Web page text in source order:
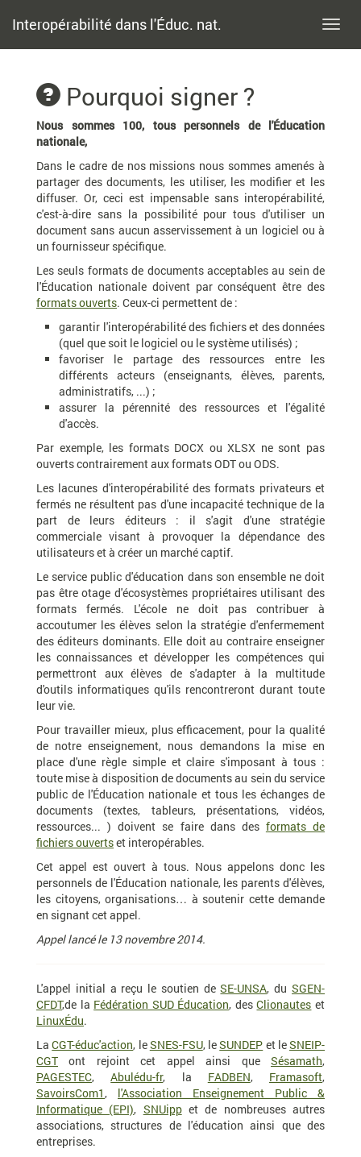
Interopérabilité dans l'Éduc. nat.
Pourquoi signer ?
Nous sommes 100, tous personnels de l'Éducation
nationale,
Dans le cadre de nos missions nous sommes amenés à
partager des documents, les utiliser, les modifier et les
diffuser. Or, ceci est impensable sans interopérabilité,
c'est-à-dire sans la possibilité pour tous d'utiliser un
document sans aucun asservissement à un logiciel ou à
un fournisseur spécifique.
Les seuls formats de documents acceptables au sein de
l'Éducation nationale doivent par conséquent être des
formats ouverts. Ceux-ci permettent de :
garantir l'interopérabilité des fichiers et des données
(quel que soit le logiciel ou le système utilisés) ;
favoriser le partage des ressources entre les
différents acteurs (enseignants, élèves, parents,
administratifs, ...) ;
assurer la pérennité des ressources et l'égalité
d'accès.
Par exemple, les formats DOCX ou XLSX ne sont pas
ouverts contrairement aux formats ODT ou ODS.
Les lacunes d'interopérabilité des formats privateurs et
fermés ne résultent pas d'une incapacité technique de la
part de leurs éditeurs : il s'agit d'une stratégie
commerciale visant à provoquer la dépendance des
utilisateurs et à créer un marché captif.
Le service public d'éducation dans son ensemble ne doit
pas être otage d'écosystèmes propriétaires utilisant des
formats fermés. L'école ne doit pas contribuer à
accoutumer les élèves selon la stratégie d'enfermement
des éditeurs dominants. Elle doit au contraire enseigner
les connaissances et développer les compétences qui
permettront aux élèves de s'adapter à la multitude
d'outils informatiques qu'ils rencontreront durant toute
leur vie.
Pour travailler mieux, plus efficacement, pour la qualité
de notre enseignement, nous demandons la mise en
place d'une règle simple et claire s'imposant à tous :
toute mise à disposition de documents au sein du service
public de l'Éducation nationale et tous les échanges de
documents (textes, tableurs, présentations, vidéos,
ressources... ) doivent se faire dans des formats de
fichiers ouvertset interopérables.
Cet appel est ouvert à tous. Nous appelons donc les
personnels de l'Éducation nationale, les parents d'élèves,
les citoyens, organisations… à soutenir cette demande
en signant cet appel.
Appel lancé le 13 novembre 2014.
L'appel initial a reçu le soutien deSE-UNSA, duSGEN-
CFDT,de la Fédération SUD Éducation, desClionautes et
LinuxÉdu.
LaCGT-éduc'action, leSNES-FSU, leSUNDEP et leSNEIP-
CGT ont rejoint cet appel ainsi que Sésamath,
PAGESTEC,Abulédu-fr, la FADBEN, Framasoft,
SavoirsCom1, l'Association Enseignement Public &
Informatique (EPI), SNUippet de nombreuses autres
associations, structures de l'éducation ainsi que des
entreprises.